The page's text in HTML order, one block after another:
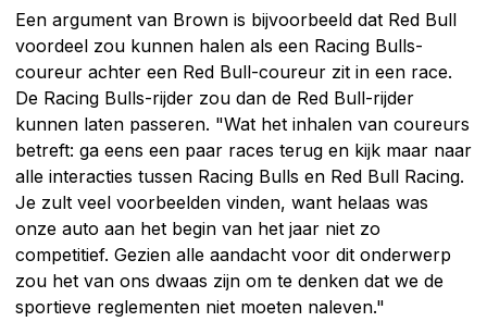
Een argument van Brown is bijvoorbeeld dat Red Bull
voordeel zou kunnen halen als een Racing Bulls-
coureur achter een Red Bull-coureur zit in een race.
De Racing Bulls-rijder zou dan de Red Bull-rijder
kunnen laten passeren. "Wat het inhalen van coureurs
betreft: ga eens een paar races terug en kijk maar naar
alle interacties tussen Racing Bulls en Red Bull Racing.
Je zult veel voorbeelden vinden, want helaas was
onze auto aan het begin van het jaar niet zo
competitief. Gezien alle aandacht voor dit onderwerp
zou het van ons dwaas zijn om te denken dat we de
sportieve reglementen niet moeten naleven."